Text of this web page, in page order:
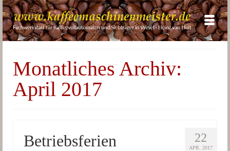
Monatliches Archiv:
April 2017
22
APR. 2017
Betriebsferien